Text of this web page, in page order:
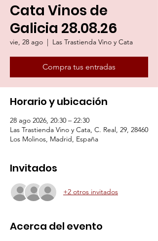
Cata Vinos de
Galicia 28.08.26
vie, 28 ago
  |
Las Trastienda Vino y Cata
Compra tus entradas
Horario y ubicación
28 ago 2026, 20:30 – 22:30
Las Trastienda Vino y Cata, C. Real, 29, 28460
Los Molinos, Madrid, España
Invitados
+2 otros invitados
Acerca del evento